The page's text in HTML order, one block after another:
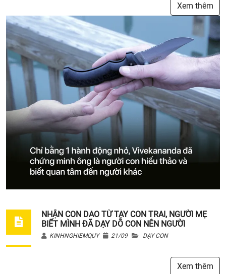
Xem thêm
NHẬN CON DAO TỪ TAY CON TRAI, NGƯỜI MẸ
BIẾT MÌNH ĐÃ DẠY DỖ CON NÊN NGƯỜI
KINHNGHIEMQUY 21/09 DẠY CON
Xem thêm